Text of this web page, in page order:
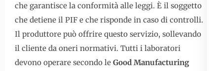
che garantisce la conformità alle leggi. È il soggetto
che detiene il PIF e che risponde in caso di controlli.
Il produttore può offrire questo servizio, sollevando
il cliente da oneri normativi. Tutti i laboratori
devono operare secondo le Good Manufacturing